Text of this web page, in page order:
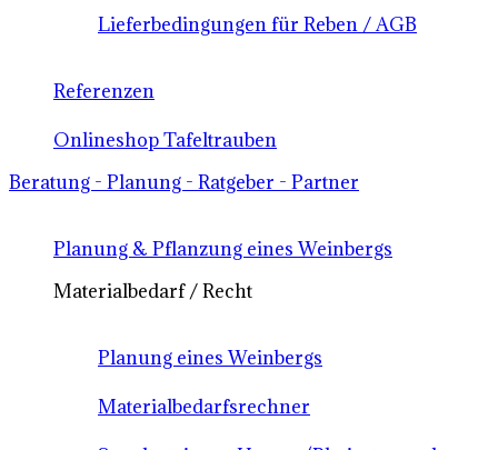
Lieferbedingungen für Reben / AGB
Referenzen
Onlineshop Tafeltrauben
Beratung - Planung - Ratgeber - Partner
Planung & Pflanzung eines Weinbergs
Materialbedarf / Recht
Planung eines Weinbergs
Materialbedarfsrechner